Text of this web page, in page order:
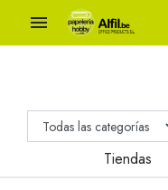

Tiendas